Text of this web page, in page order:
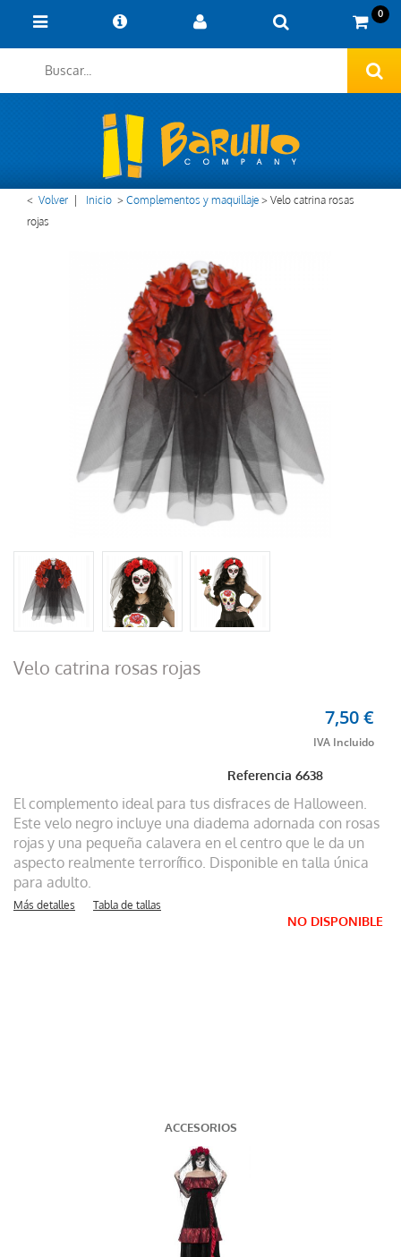
0
< Volver Inicio >Complementos y maquillaje>Velo catrina rosas
rojas
Velo catrina rosas rojas
Referencia6638
7,50 €
El complemento ideal para tus disfraces de Halloween.
Este velo negro incluye una diadema adornada con rosas
rojas y una pequeña calavera en el centro que le da un
aspecto realmente terrorífico. Disponible en talla única
para adulto.
Más detalles Tabla de tallas
NO DISPONIBLE
ACCESORIOS